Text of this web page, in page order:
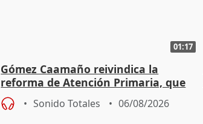
01:17
Gómez Caamaño reivindica la
reforma de Atención Primaria, que
reforzará la autogestión
Sonido Totales 06/08/2026